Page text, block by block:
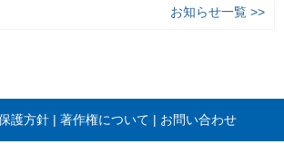
お知らせ一覧 >>
護方針 著作権について お問い合わせ